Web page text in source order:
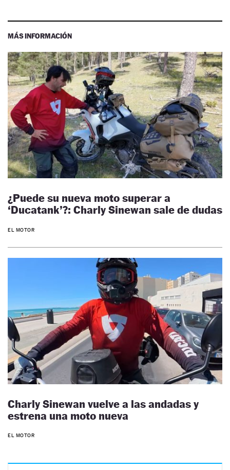
MÁS INFORMACIÓN
¿Puede su nueva moto superar a
‘Ducatank’?: Charly Sinewan sale de dudas
EL MOTOR
Charly Sinewan vuelve a las andadas y
estrena una moto nueva
EL MOTOR